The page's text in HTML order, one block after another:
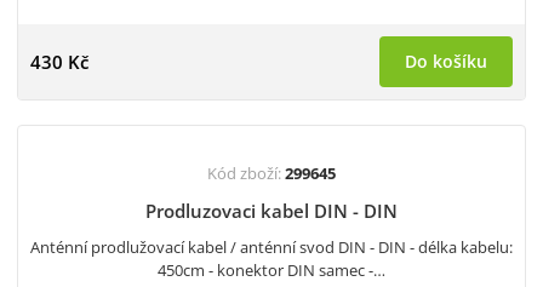
430 Kč Do košíku
Kód zboží:299645
Prodluzovaci kabel DIN - DIN
Anténní prodlužovací kabel / anténní svod DIN - DIN - délka kabelu:
450cm - konektor DIN samec -…